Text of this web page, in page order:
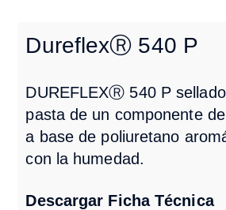
DureflexⓇ 540 P
DUREFLEXⓇ 540 P
pasta de un componente
a base de poliuretano
con la humedad.
Descargar Ficha Técnica